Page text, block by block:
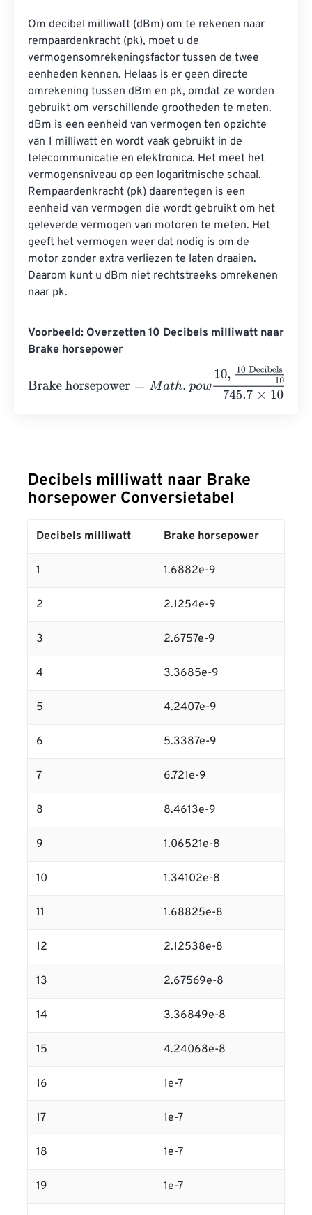
Om decibel milliwatt (dBm) om te rekenen naar
rempaardenkracht (pk), moet u de
vermogensomrekeningsfactor tussen de twee
eenheden kennen. Helaas is er geen directe
omrekening tussen dBm en pk, omdat ze worden
gebruikt om verschillende grootheden te meten.
dBm is een eenheid van vermogen ten opzichte
van 1 milliwatt en wordt vaak gebruikt in de
telecommunicatie en elektronica. Het meet het
vermogensniveau op een logaritmische schaal.
Rempaardenkracht (pk) daarentegen is een
eenheid van vermogen die wordt gebruikt om het
geleverde vermogen van motoren te meten. Het
geeft het vermogen weer dat nodig is om de
motor zonder extra verliezen te laten draaien.
Daarom kunt u dBm niet rechtstreeks omrekenen
naar pk.
Voorbeeld: Overzetten 10 Decibels milliwatt naar
Brake horsepower
10 Decibels milliwatt
Decibels milliwatt naar Brake
horsepower Conversietabel
Decibels milliwatt Brake horsepower
1 1.6882e-9
2 2.1254e-9
3 2.6757e-9
4 3.3685e-9
5 4.2407e-9
6 5.3387e-9
7 6.721e-9
8 8.4613e-9
9 1.06521e-8
10 1.34102e-8
11 1.68825e-8
12 2.12538e-8
13 2.67569e-8
14 3.36849e-8
15 4.24068e-8
16 1e-7
17 1e-7
18 1e-7
19 1e-7